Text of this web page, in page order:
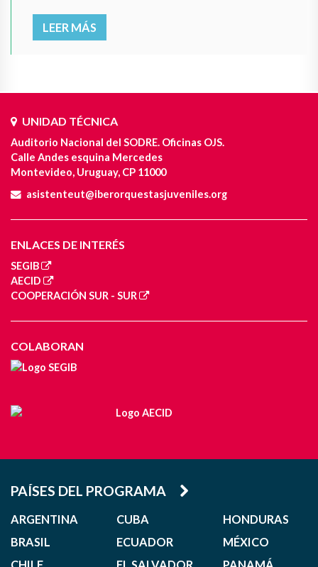
LEER MÁS
UNIDAD TÉCNICA
Auditorio Nacional del SODRE. Oficinas OJS.
Calle Andes esquina Mercedes
Montevideo, Uruguay, CP 11000
asistenteut@iberorquestasjuveniles.org
ENLACES DE INTERÉS
SEGIB
AECID
COOPERACIÓN SUR - SUR
COLABORAN
PAÍSES DEL PROGRAMA
ARGENTINA
BRASIL
CUBA
ECUADOR
HONDURAS
MÉXICO